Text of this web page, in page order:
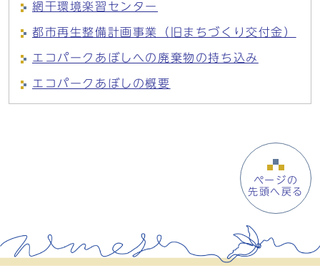
網干環境楽習センター
都市再生整備計画事業（旧まちづくり交付金）
エコパークあぼしへの廃棄物の持ち込み
エコパークあぼしの概要
ページの
先頭へ戻る